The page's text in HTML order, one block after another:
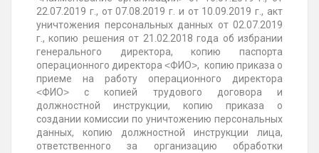
22.07.2019 г., от 07.08.2019 г. и от 10.09.2019 г., акт
уничтожения персональных данных от 02.07.2019
г., копию решения от 21.02.2018 года об избрании
генерального директора, копию паспорта
операционного директора ˂ФИО˃, копию приказа о
приеме на работу операционного директора
˂ФИО˃ с копией трудового договора и
должностной инструкции, копию приказа о
создании комиссии по уничтожению персональных
данных, копию должностной инструкции лица,
ответственного за организацию обработки